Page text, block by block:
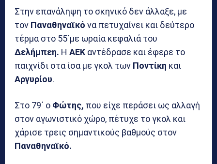
Στην επανάληψη το σκηνικό δεν άλλαξε, με
τον Παναθηναϊκό να πετυχαίνει και δεύτερο
τέρμα στο 55΄με ωραία κεφαλιά του
Δελήμπεη. Η ΑΕΚ αντέδρασε και έφερε το
παιχνίδι στα ίσα με γκολ των Ποντίκη και
Αργυρίου.
Στο 79΄ ο Φώτης, που είχε περάσει ως αλλαγή
στον αγωνιστικό χώρο, πέτυχε το γκολ και
χάρισε τρεις σημαντικούς βαθμούς στον
Παναθηναϊκό.